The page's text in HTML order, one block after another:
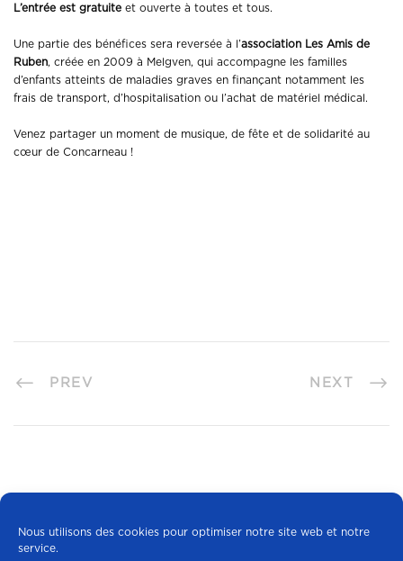
Nous utilisons des cookies pour optimiser notre site web et notre
service.
L’entrée est gratuite et ouverte à toutes et tous.
Une partie des bénéfices sera reversée à l’association Les Amis de
Ruben, créée en 2009 à Melgven, qui accompagne les familles
d’enfants atteints de maladies graves en finançant notamment les
frais de transport, d’hospitalisation ou l’achat de matériel médical.
Venez partager un moment de musique, de fête et de solidarité au
cœur de Concarneau !
PREV NEXT